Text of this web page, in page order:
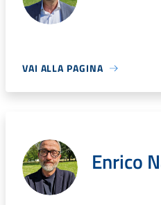
VAI ALLA PAGINA
Enrico